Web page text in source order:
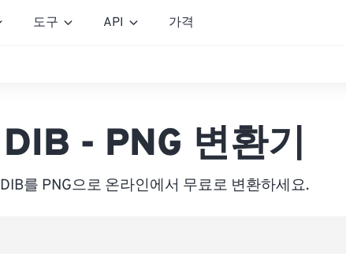
도구 API 가격
DIB - PNG 변환기
DIB를 PNG으로 온라인에서 무료로 변환하세요.